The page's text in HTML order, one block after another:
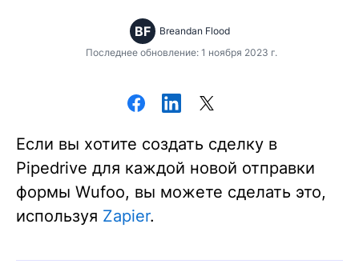
BF
Breandan Flood
Последнее обновление: 1 ноября 2023 г.
Если вы хотите создать сделку в
Pipedrive для каждой новой отправки
формы Wufoo, вы можете сделать это,
используя Zapier.